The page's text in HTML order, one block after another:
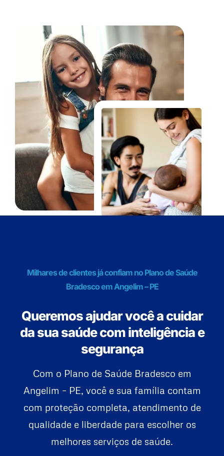
Milhares de clientes já confiam no Plano de Saúde
Bradesco em Angelim – PE
Queremos ajudar você a cuidar
da sua saúde com inteligência e
segurança
Com o Plano de Saúde Bradesco em
Angelim – PE, você e sua família contam
com proteção completa, atendimento de
qualidade e liberdade para escolher os
melhores serviços de saúde.